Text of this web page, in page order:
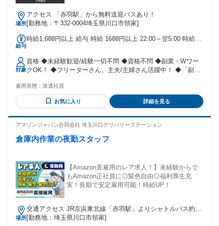
場所
アクセス 「赤羽駅」から無料送迎バスあり！
[勤務地：〒332-0004埼玉県川口市領家]
給与
時給1,688円以上 給与 時給 1688円以上 22:00～翌5:00 時給
す。 交通費：交通費支給 日/上限2,450円まで
対象
資格 ◆未経験歓迎/経験一切不問 ◆資格不問 ◆副業・Wワー
クOK！ ◆フリーターさん、主夫/主婦さん活躍中！ ◆「副
ろん、主婦さん・主夫さんなど幅広い年代の方が活躍中！ ＜
＜日払い・週払い可能な職場で、すぐに稼ぎたい！！＞＞ 仕
事を始める理由はこれでOK◎楽しくなったら継続して働いて
すぐに活躍することが出来る職場◎ 既存スタッフの90％以上
★★ ◆昼間や・夜など空いた時間を有効活用したい ◆ワイワ
効率良くしっかり稼げる職場が良い ◆週1日の週もあれば、週
5日の週もある 自分のペースで勤務したい ◆期間限定勤務で
稼ぎたい ◆すぐにお金が必要！日払い・週払いの仕事をした
い などなど、ほんと～に、誰でも大歓迎なんです！
雇用形態： 派遣社員
お気に入り 詳細を見る
アマゾンジャパン合同会社 埼玉川口デリバリーステーション
倉庫内作業の夜勤スタッフ
【Amazon直雇用のレア求人！】未経験からで
もAmazon正社員に◎髪色自由◎福利厚生充
実！長期で安定雇用可能！時給UP！
場所
交通アクセス JR京浜東北線「赤羽駅」よりシャトルバス約30
分 赤羽駅／赤羽岩淵駅／谷在家二丁目から国際興業バス乗
[勤務地：埼玉県川口市領家]